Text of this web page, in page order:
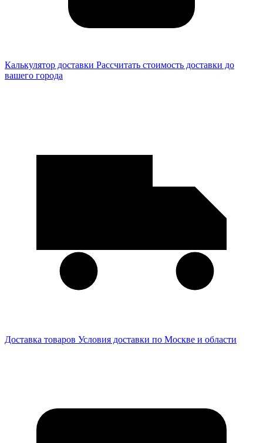
Калькулятор доставки Рассчитать стоимость доставки до
вашего города
Доставка товаров Условия доставки по Москве и области